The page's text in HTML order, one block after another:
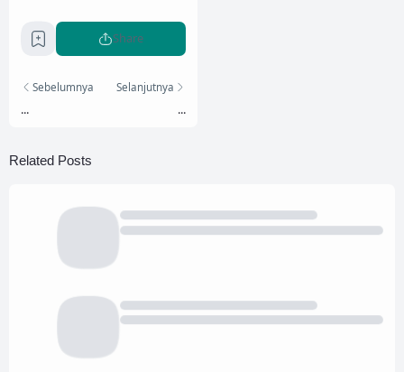
Share
Sebelumnya
...
Selanjutnya
...
Related Posts